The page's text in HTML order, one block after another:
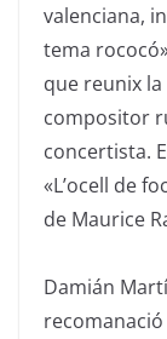
valenciana,
tema
que reunix
compositor
concertista.
«L’ocell de
de Maurice
Damián